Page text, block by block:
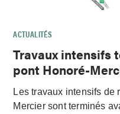
ACTUALITÉS
Travaux intensifs
pont Honoré-
Les travaux intensifs de
Mercier sont terminés